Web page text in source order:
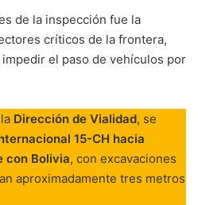
de la inspección fue la
críticos de la frontera,
el paso de vehículos por
Dirección de Vialidad, se
15-CH hacia
con Bolivia, con excavaciones
aproximadamente tres metros